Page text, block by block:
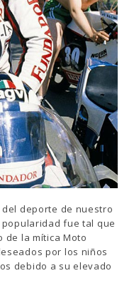
deporte de nuestro
fue tal que
de la mítica Moto
por los niños
debido a su elevado